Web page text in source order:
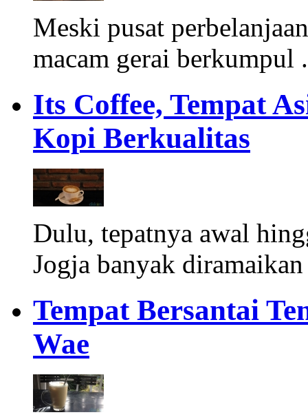
Meski pusat
macam gerai berkumpul
Its Coffee, Tempat
Kopi Berkualitas
Dulu, tepatnya awal
Jogja banyak
Tempat Bersantai
Wae